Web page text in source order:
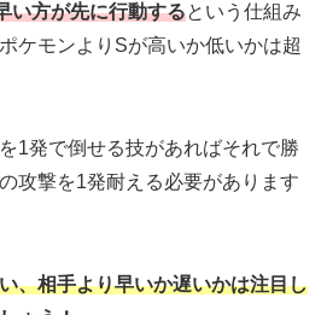
い方が先に行動するという仕組み
ケモンよりSが高いか低いかは超
1発で倒せる技があればそれで勝
攻撃を1発耐える必要があります
、相手より早いか遅いかは注目し